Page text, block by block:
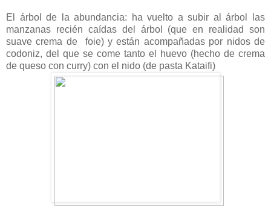
El árbol de la abundancia: ha vuelto a subir al árbol las
manzanas recién caídas del árbol (que en realidad son
suave crema de
foie) y están acompañadas por nidos de
codoniz, del que se come tanto el huevo (hecho de crema
de queso con curry) con el nido (de pasta Kataifi)